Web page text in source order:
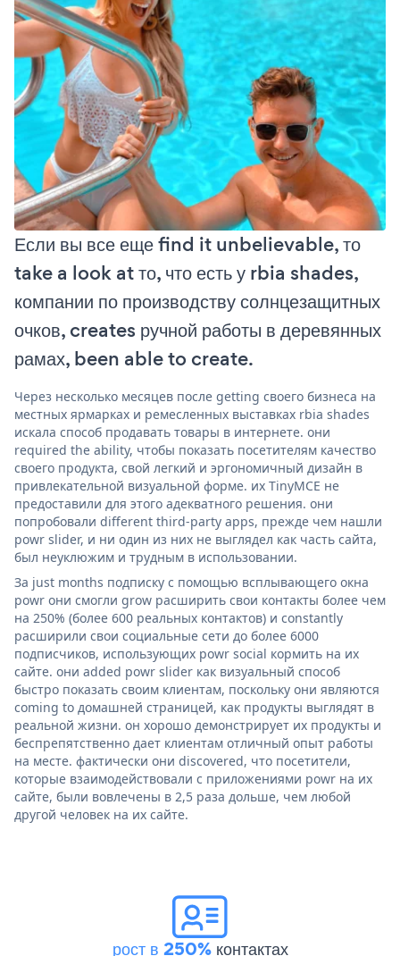
Если вы все еще find it unbelievable, то
take a look at то, что есть у rbia shades,
компании по производству солнцезащитных
очков, creates ручной работы в деревянных
рамах, been able to create.
Через несколько месяцев после getting своего бизнеса на
местных ярмарках и ремесленных выставках rbia shades
искала способ продавать товары в интернете. они
required the ability, чтобы показать посетителям качество
своего продукта, свой легкий и эргономичный дизайн в
привлекательной визуальной форме. их TinyMCE не
предоставили для этого адекватного решения. они
попробовали different third-party apps, прежде чем нашли
powr slider, и ни один из них не выглядел как часть сайта,
был неуклюжим и трудным в использовании.
За just months подписку с помощью всплывающего окна
powr они смогли grow расширить свои контакты более чем
на 250% (более 600 реальных контактов) и constantly
расширили свои социальные сети до более 6000
подписчиков, использующих powr social кормить на их
сайте. они added powr slider как визуальный способ
быстро показать своим клиентам, поскольку они являются
coming to домашней страницей, как продукты выглядят в
реальной жизни. он хорошо демонстрирует их продукты и
беспрепятственно дает клиентам отличный опыт работы
на месте. фактически они discovered, что посетители,
которые взаимодействовали с приложениями powr на их
сайте, были вовлечены в 2,5 раза дольше, чем любой
другой человек на их сайте.
рост в 250%контактах